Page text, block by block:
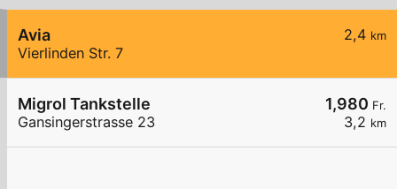
2,4 km
Avia
Vierlinden Str. 7
1,980 Fr.
3,2 km
Migrol Tankstelle
Gansingerstrasse 23